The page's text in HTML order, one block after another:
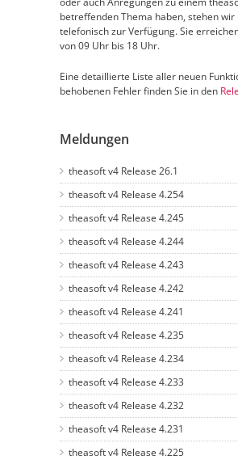
betreffenden Thema haben, stehen wir
telefonisch zur Verfügung. Sie
von 09 Uhr bis 18 Uhr.
Eine detaillierte Liste aller neuen
behobenen Fehler finden Sie in den
Meldungen
theasoft v4 Release 26.1
theasoft v4 Release 4.254
theasoft v4 Release 4.245
theasoft v4 Release 4.244
theasoft v4 Release 4.243
theasoft v4 Release 4.242
theasoft v4 Release 4.241
theasoft v4 Release 4.235
theasoft v4 Release 4.234
theasoft v4 Release 4.233
theasoft v4 Release 4.232
theasoft v4 Release 4.231
theasoft v4 Release 4.225